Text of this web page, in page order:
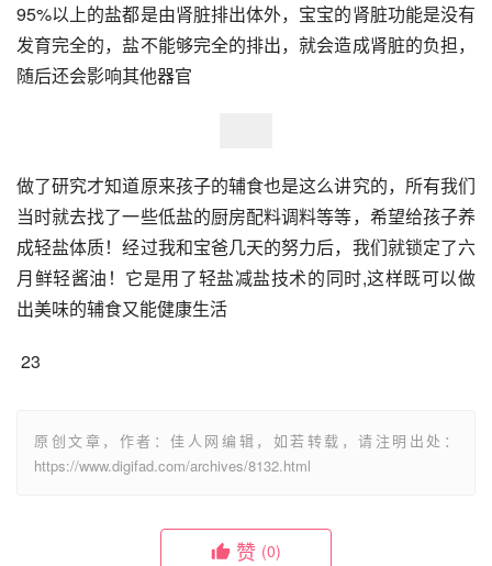
95%以上的盐都是由肾脏排出体外，宝宝的肾脏功能是没有
发育完全的，盐不能够完全的排出，就会造成肾脏的负担，
随后还会影响其他器官
做了研究才知道原来孩子的辅食也是这么讲究的，所有我们
当时就去找了一些低盐的厨房配料调料等等，希望给孩子养
成轻盐体质！经过我和宝爸几天的努力后，我们就锁定了六
月鲜轻酱油！它是用了轻盐减盐技术的同时,这样既可以做
出美味的辅食又能健康生活
23
原创文章，作者：佳人网编辑，如若转载，请注明出处：
https://www.digifad.com/archives/8132.html
赞 (0)